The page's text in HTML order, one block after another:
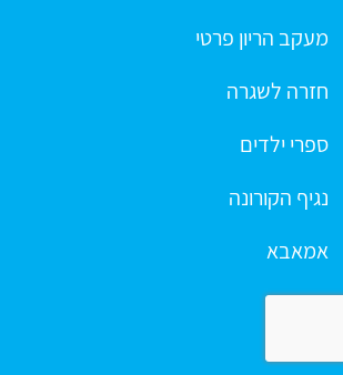
מעקב הריון פרטי
חזרה לשגרה
ספרי ילדים
נגיף הקורונה
אמאבא